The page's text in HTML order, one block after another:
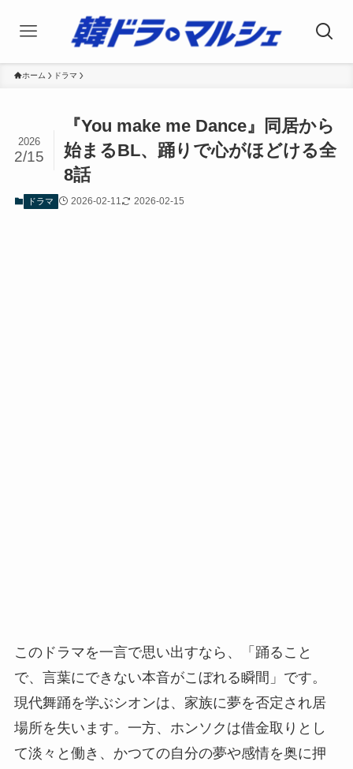
ホーム ドラマ
『You make me Dance』同居から
始まるBL、踊りで心がほどける全
8話
2026
2/15
ドラマ 2026-02-11 2026-02-15
このドラマを一言で思い出すなら、「踊ること
で、言葉にできない本音がこぼれる瞬間」です。
現代舞踊を学ぶシオンは、家族に夢を否定され居
場所を失います。一方、ホンソクは借金取りとし
て淡々と働き、かつての自分の夢や感情を奥に押